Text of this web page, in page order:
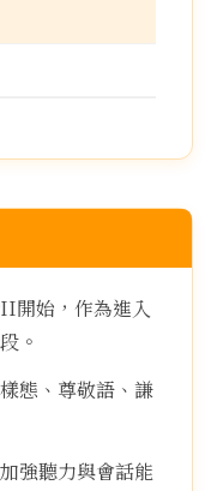
開始，作為進入
。
態、尊敬語、謙
強聽力與會話能